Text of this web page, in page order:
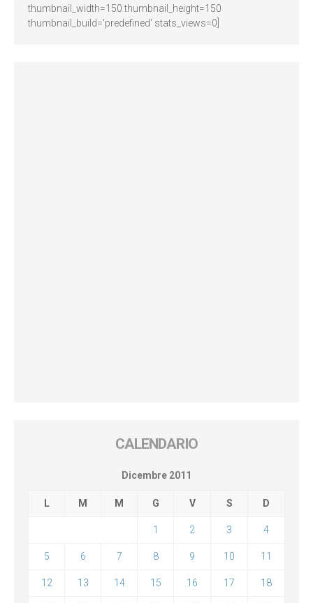
thumbnail_width=150 thumbnail_height=150
thumbnail_build='predefined' stats_views=0]
CALENDARIO
Dicembre 2011
L M M G V S D
1 2 3 4
5 6 7 8 9 10 11
12 13 14 15 16 17 18